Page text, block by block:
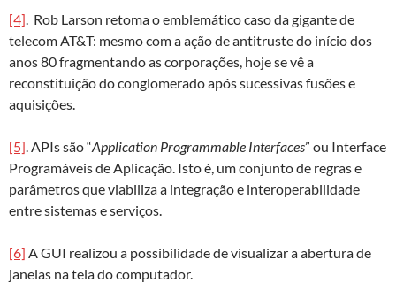
[4]. Rob Larson retoma o emblemático caso da gigante de
telecom AT&T: mesmo com a ação de antitruste do início dos
anos 80 fragmentando as corporações, hoje se vê a
reconstituição do conglomerado após sucessivas fusões e
aquisições.
[5]. APIs são “Application Programmable Interfaces” ou Interface
Programáveis de Aplicação. Isto é, um conjunto de regras e
parâmetros que viabiliza a integração e interoperabilidade
entre sistemas e serviços.
[6] A GUI realizou a possibilidade de visualizar a abertura de
janelas na tela do computador.